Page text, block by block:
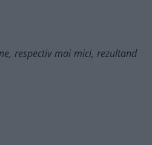
respectiv mai mici, rezultand